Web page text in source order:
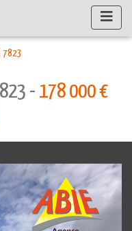
7823
- 178 000 €